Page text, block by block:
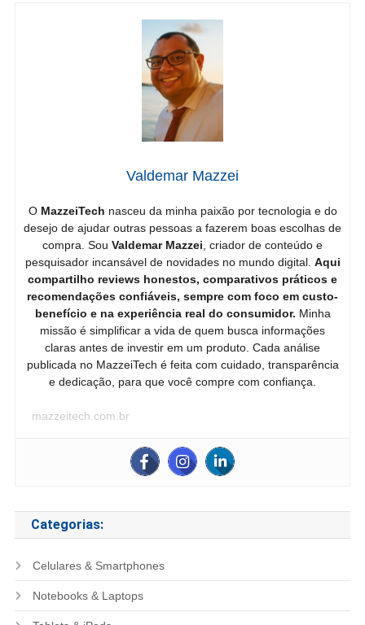
Valdemar Mazzei
O MazzeiTech nasceu da minha paixão por tecnologia e do
desejo de ajudar outras pessoas a fazerem boas escolhas de
compra. Sou Valdemar Mazzei , criador de conteúdo e
pesquisador incansável de novidades no mundo digital. Aqui
compartilho reviews honestos, comparativos práticos e
recomendações confiáveis, sempre com foco em custo-
benefício e na experiência real do consumidor. Minha
missão é simplificar a vida de quem busca informações
claras antes de investir em um produto. Cada análise
publicada no MazzeiTech é feita com cuidado, transparência
e dedicação, para que você compre com confiança.
mazzeitech.com.br
Categorias:
Celulares & Smartphones
Notebooks & Laptops